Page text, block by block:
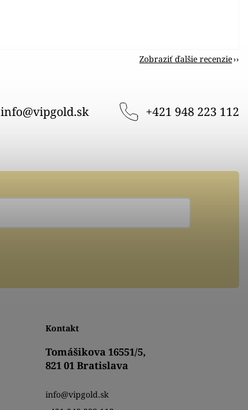
Zobraziť ďalšie recenzie
info@vipgold.sk +421 948 223 112
Kontakt
Tomášikova 16551/5,
821 01 Bratislava
info@vipgold.sk